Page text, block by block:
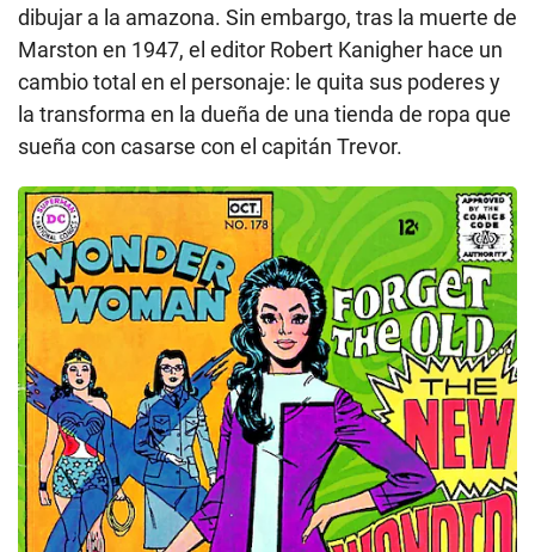
dibujar a la amazona. Sin embargo, tras la muerte de
Marston en 1947, el editor Robert Kanigher hace un
cambio total en el personaje: le quita sus poderes y
la transforma en la dueña de una tienda de ropa que
sueña con casarse con el capitán Trevor.